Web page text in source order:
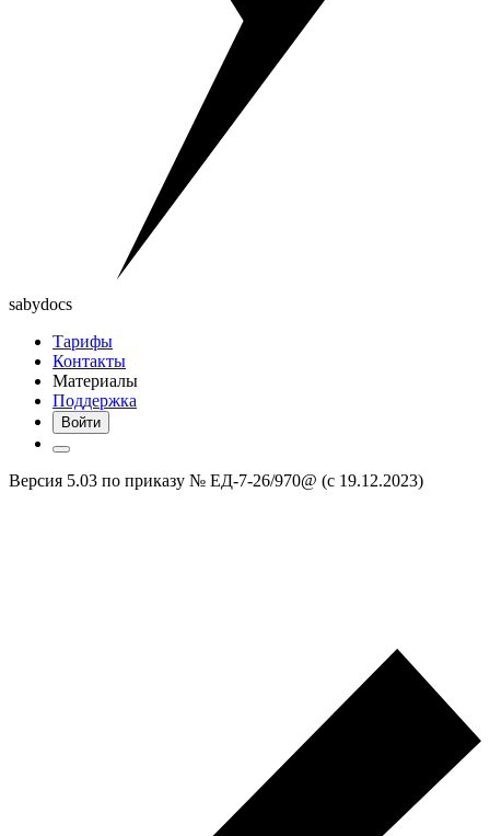
sabydocs
Тарифы
Контакты
Материалы
Поддержка
Войти
Версия 5.03 по приказу № ЕД-7-26/970@ (с 19.12.2023)